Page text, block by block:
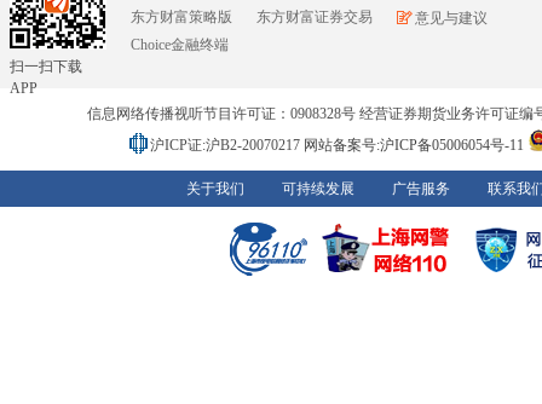
扫一扫下载
APP
东方财富策略版
Choice金融终端
东方财富证券交易
意见与建议
信息网络传播视听节目许可证：0908328号 经营证券期货业务许可证编
沪ICP证:沪B2-20070217 网站备案号:沪ICP备05006054号-11
关于我们 可持续发展 广告服务 联系我